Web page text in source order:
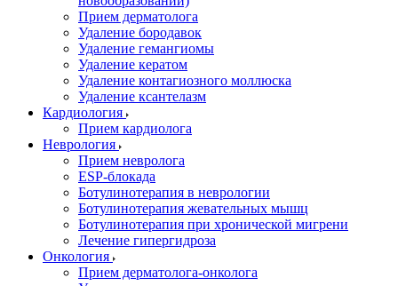
Прием дерматолога
Удаление бородавок
Удаление гемангиомы
Удаление кератом
Удаление контагиозного моллюска
Удаление ксантелазм
Кардиология
Прием кардиолога
Неврология
Прием невролога
ESP-блокада
Ботулинотерапия в неврологии
Ботулинотерапия жевательных мышц
Ботулинотерапия при хронической мигрени
Лечение гипергидроза
Онкология
Прием дерматолога-онколога